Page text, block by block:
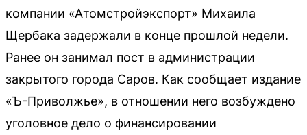
компании «Атомстройэкспорт» Михаила
Щербака задержали в конце прошлой недели.
Ранее он занимал пост в администрации
закрытого города Саров. Как сообщает издание
«Ъ-Приволжье», в отношении него возбуждено
уголовное дело о финансировании